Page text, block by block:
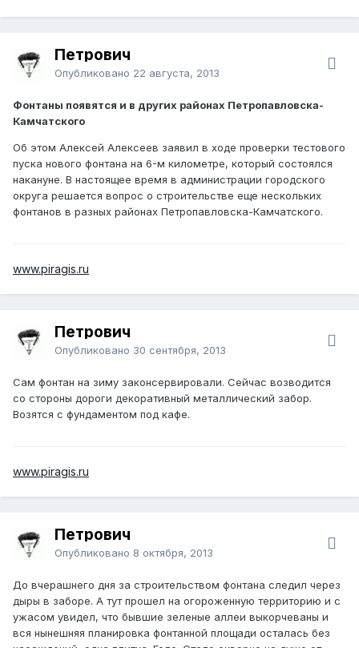
Петрович
Опубликовано 22 августа, 2013
Фонтаны появятся и в других районах Петропавловска-
Камчатского
Об этом Алексей Алексеев заявил в ходе проверки тестового
пуска нового фонтана на 6-м километре, который состоялся
накануне. В настоящее время в администрации городского
округа решается вопрос о строительстве еще нескольких
фонтанов в разных районах Петропавловска-Камчатского.
www.piragis.ru
Петрович
Опубликовано 30 сентября, 2013
Сам фонтан на зиму законсервировали. Сейчас возводится
со стороны дороги декоративный металлический забор.
Возятся с фундаментом под кафе.
www.piragis.ru
Петрович
Опубликовано 8 октября, 2013
До вчерашнего дня за строительством фонтана следил через
дыры в заборе. А тут прошел на огороженную территорию и с
ужасом увидел, что бывшие зеленые аллеи выкорчеваны и
вся нынешняя планировка фонтанной площади осталась без